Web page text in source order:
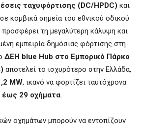
ταχυφόρτισης (DC/HPDC) και
σε κομβικά σημεία του εθνικού οδικού
προσφέρει τη μεγαλύτερη κάλυψη και
εμπειρία δημόσιας φόρτισης στη
ΔΕΗ blue Hub στο Εμπορικό Πάρκο
αποτελεί το ισχυρότερο στην Ελλάδα,
MW, ικανό να φορτίζει ταυτόχρονα
έως 29 οχήματα.
οχημάτων μπορούν να εντοπίζουν